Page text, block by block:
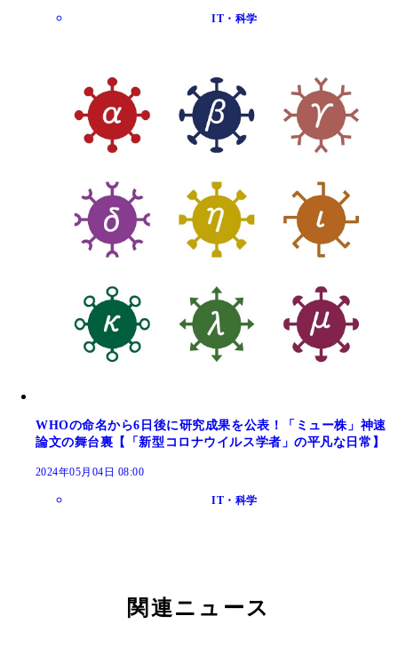
IT・科学
WHOの命名から6日後に研究成果を公表！「ミュー株」神速
論文の舞台裏【「新型コロナウイルス学者」の平凡な日常】
2024年05月04日 08:00
IT・科学
関連ニュース